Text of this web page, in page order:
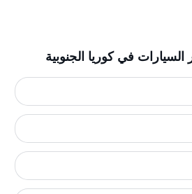
السيارات في كوريا الجنوبية